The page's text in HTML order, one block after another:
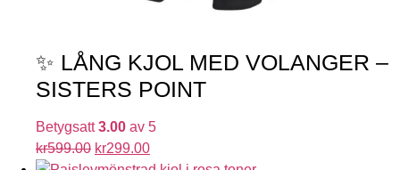
✨ LÅNG KJOL MED VOLANGER –
SISTERS POINT
Betygsatt3.00 av 5
kr599.00 kr299.00